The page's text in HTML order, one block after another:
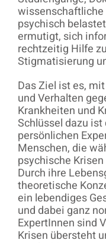
psychisch
ermutigt, sich
rechtzeitig Hilfe
Stigmatisierung
Das Ziel ist es,
und Verhalten
Krankheiten und
Schlüssel dazu
persönlichen
Menschen, die
psychische
Durch ihre
theoretische
ein lebendiges
und dabei ganz
ExpertInnen sind
Krisen übersteht